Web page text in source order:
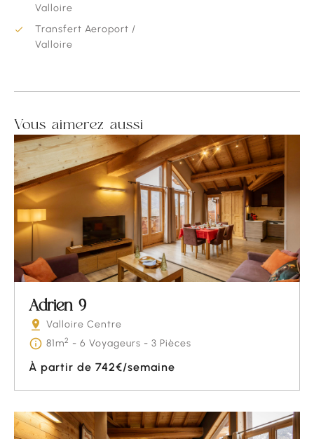
Valloire
Transfert Aeroport /
Valloire
Vous aimerez aussi
Adrien 9
Valloire Centre
81m2 - 6 Voyageurs - 3 Pièces
À partir de 742€/semaine